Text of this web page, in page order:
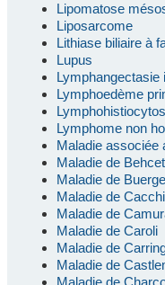
Lipomatose
Liposarcome
Lithiase biliaire à
Lupus
Lymphangectasie
Lymphoedème
Lymphome non
Maladie associée
Maladie de Behcet
Maladie de
Maladie de
Maladie de
Maladie de Caroli
Maladie de
Maladie de
Maladie de